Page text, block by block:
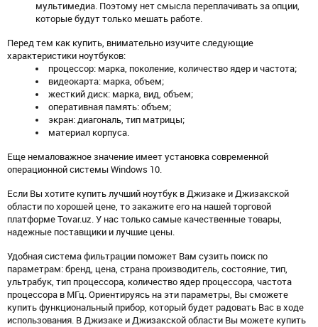
мультимедиа. Поэтому нет смысла переплачивать за опции,
которые будут только мешать работе.
Перед тем как купить, внимательно изучите следующие
характеристики ноутбуков:
процессор: марка, поколение, количество ядер и частота;
видеокарта: марка, объем;
жесткий диск: марка, вид, объем;
оперативная память: объем;
экран: диагональ, тип матрицы;
материал корпуса.
Еще немаловажное значение имеет установка современной
операционной системы Windows 10.
Если Вы хотите купить лучший ноутбук в Джизаке и Джизакской
области по хорошей цене, то закажите его на нашей торговой
платформе Tovar.uz. У нас только самые качественные товары,
надежные поставщики и лучшие цены.
Удобная система фильтрации поможет Вам сузить поиск по
параметрам: бренд, цена, страна производитель, состояние, тип,
ультрабук, тип процессора, количество ядер процессора, частота
процессора в МГц. Ориентируясь на эти параметры, Вы сможете
купить функциональный прибор, который будет радовать Вас в ходе
использования. В Джизаке и Джизакской области Вы можете купить